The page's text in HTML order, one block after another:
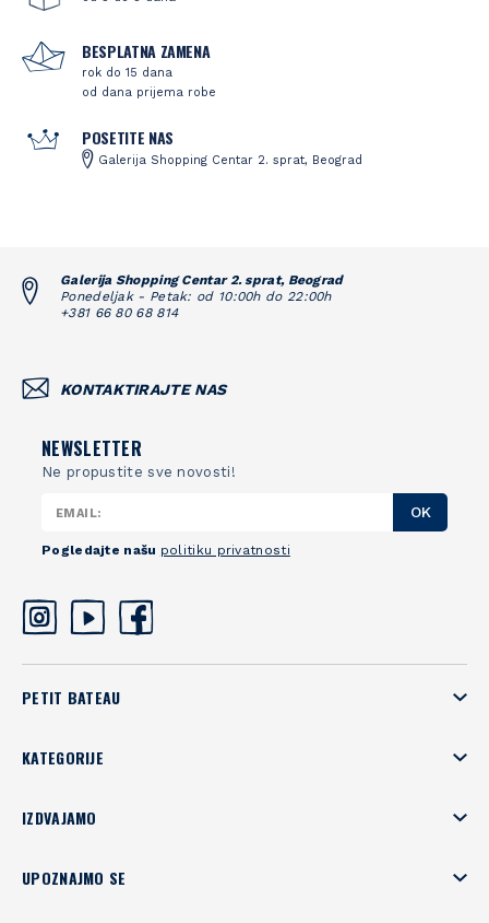
BESPLATNA ZAMENA
rok do 15 dana
od dana prijema robe
POSETITE NAS
Galerija Shopping Centar 2. sprat, Beograd
Galerija Shopping Centar 2. sprat, Beograd
Ponedeljak - Petak: od 10:00h do 22:00h
+381 66 80 68 814
KONTAKTIRAJTE NAS
NEWSLETTER
Ne propustite sve novosti!
OK
Pogledajte našu politiku privatnosti
PETIT BATEAU
KATEGORIJE
IZDVAJAMO
UPOZNAJMO SE